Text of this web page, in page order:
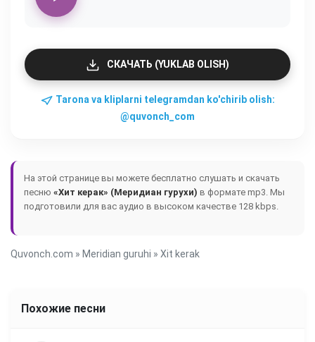
СКАЧАТЬ (YUKLAB OLISH)
Tarona va kliplarni telegramdan ko'chirib olish:
@quvonch_com
На этой странице вы можете бесплатно слушать и скачать
песню «Хит керак» (Меридиан гурухи) в формате mp3. Мы
подготовили для вас аудио в высоком качестве 128 kbps.
Quvonch.com » Meridian guruhi » Xit kerak
Похожие песни